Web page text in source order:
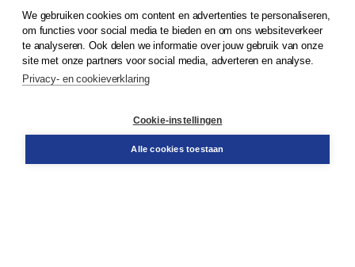
© 2026Koninklijke Boom uitgevers
Klantenservice
Service & informatie
Contact
We gebruiken cookies om content en advertenties te personaliseren,
om functies voor social media te bieden en om ons websiteverkeer
te analyseren. Ook delen we informatie over jouw gebruik van onze
site met onze partners voor social media, adverteren en analyse.
Privacy- en cookieverklaring
Cookie-instellingen
Alle cookies toestaan